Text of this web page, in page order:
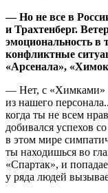
— Но не все в
и Трахтенберг.
эмоциональность в
конфликтные
«Арсенала»,
— Нет, с «Химками»
из нашего
когда ты не всем
добивался успехов
в этом мире
ты находишься во
«Спартак», и
у ряда людей